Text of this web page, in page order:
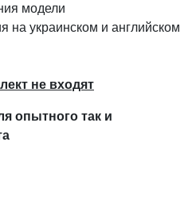
модели
на украинском и английском
не входят
опытного так и